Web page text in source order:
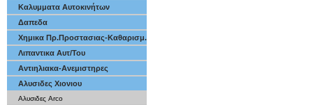
Καλυμματα Αυτοκινήτων
Δαπεδα
Χημικα Πρ.Προστασιας-Καθαρισμ.
Λιπαντικα Αυτ/Του
Αντιηλιακα-Ανεμιστηρες
Αλυσιδες Χιονιου
Αλυσιδες Arco